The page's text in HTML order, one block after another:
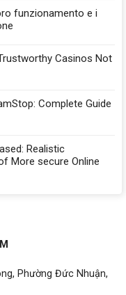
funzionamento e i
Casinos Not
Complete Guide
Realistic
More secure Online
Phường Đức Nhuận,